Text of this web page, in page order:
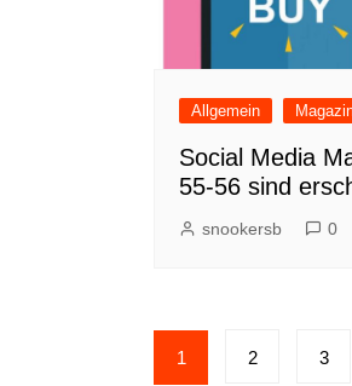
Allgemein
Social Media
55-56 sind
snookersb 0
1 2 3